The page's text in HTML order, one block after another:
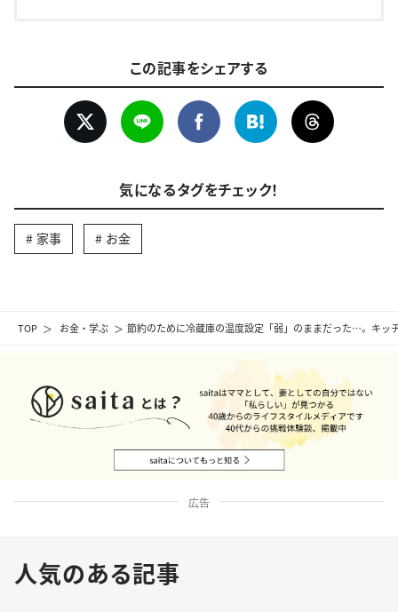
TOP お金・学ぶ 節約のために冷蔵庫の温度設定「弱」のままだった…。キッ
この記事をシェアする
気になるタグをチェック！
家事 お金
広告
人気のある記事